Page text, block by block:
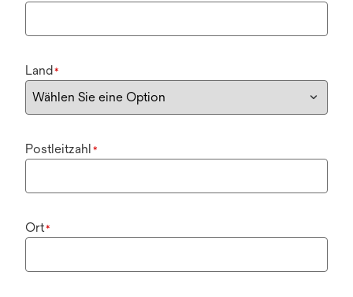
Land*
Postleitzahl *
Ort*